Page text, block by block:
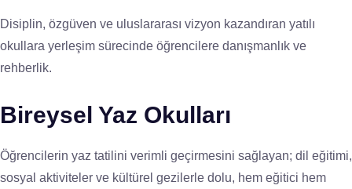
Disiplin, özgüven ve uluslararası vizyon kazandıran yatılı
okullara yerleşim sürecinde öğrencilere danışmanlık ve
rehberlik.
Bireysel Yaz Okulları
Öğrencilerin yaz tatilini verimli geçirmesini sağlayan; dil eğitimi,
sosyal aktiviteler ve kültürel gezilerle dolu, hem eğitici hem